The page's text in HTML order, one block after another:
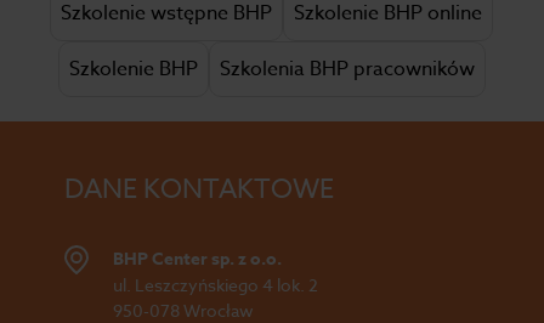
Szkolenie wstępne BHP
Szkolenie BHP online
Szkolenie BHP
Szkolenia BHP pracowników
DANE KONTAKTOWE
BHP Center sp. z o.o.
ul. Leszczyńskiego 4 lok. 2
950-078 Wrocław